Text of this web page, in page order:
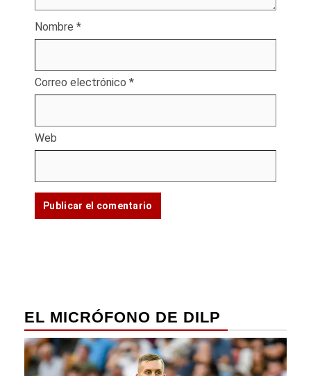
Nombre *
Correo electrónico *
Web
EL MICRÓFONO DE DILP